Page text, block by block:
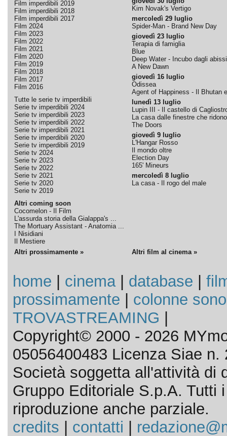
Film imperdibili 2019
Film imperdibili 2018
Film imperdibili 2017
Film 2024
Film 2023
Film 2022
Film 2021
Film 2020
Film 2019
Film 2018
Film 2017
Film 2016
Tutte le serie tv imperdibili
Serie tv imperdibili 2024
Serie tv imperdibili 2023
Serie tv imperdibili 2022
Serie tv imperdibili 2021
Serie tv imperdibili 2020
Serie tv imperdibili 2019
Serie tv 2024
Serie tv 2023
Serie tv 2022
Serie tv 2021
Serie tv 2020
Serie tv 2019
Altri coming soon
Cocomelon - Il Film
L'assurda storia della Gialappa's ...
The Mortuary Assistant - Anatomia ...
I Nisidiani
Il Mestiere
Kim Novak's Vertigo
mercoledì 29 luglio
Spider-Man - Brand New Day
giovedì 23 luglio
Terapia di famiglia
Blue
Deep Water - Incubo dagli abissi
A New Dawn
giovedì 16 luglio
Odissea
Agent of Happiness - Il Bhutan
lunedì 13 luglio
Lupin III - Il castello di
La casa dalle finestre che ridono
The Doors
giovedì 9 luglio
L'Hangar Rosso
Il mondo oltre
Election Day
165' Mineurs
mercoledì 8 luglio
La casa - Il rogo del male
Altri prossimamente » Altri film al cinema »
home cinema| database
prossimamente
colonne
TROVASTREAMING
Copyright© 2000 - 2026
05056400483 Licenza Siae n.
Società soggetta all'attività di
Gruppo Editoriale S.p.A. Tutti
riproduzione anche parziale.
credits
contatti